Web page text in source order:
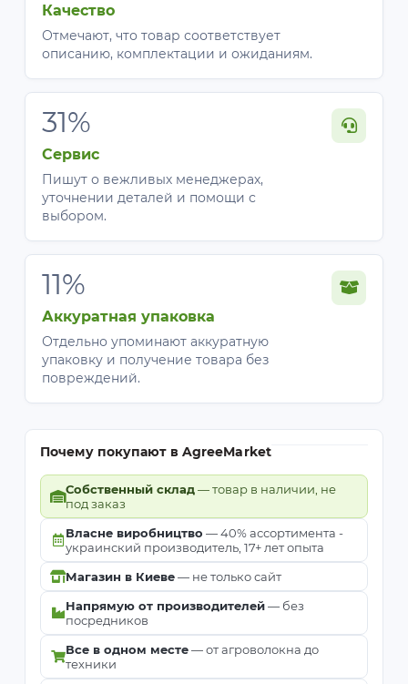
Качество
Отмечают, что товар соответствует
описанию, комплектации и ожиданиям.
31%
Сервис
Пишут о вежливых менеджерах,
уточнении деталей и помощи с
выбором.
11%
Аккуратная упаковка
Отдельно упоминают аккуратную
упаковку и получение товара без
повреждений.
Почему покупают в AgreeMarket
Собственный склад— товар в наличии, не
под заказ
Власне виробництво — 40% ассортимента -
украинский производитель, 17+ лет опыта
Магазин в Киеве— не только сайт
Напрямую от производителей— без
посредников
Все в одном месте— от агроволокна до
техники